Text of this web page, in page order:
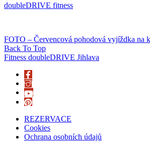
doubleDRIVE fitness
FOTO – Červencová pohodová vyjíždka na
Back To Top
Fitness doubleDRIVE Jihlava
REZERVACE
Cookies
Ochrana osobních údajů